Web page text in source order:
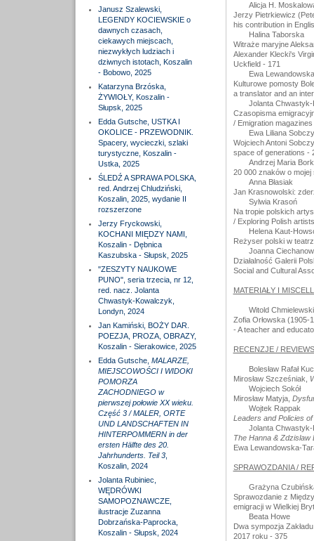
Janusz Szalewski,
LEGENDY KOCIEWSKIE o
dawnych czasach,
ciekawych miejscach,
niezwykłych ludziach i
dziwnych istotach, Koszalin
- Bobowo, 2025
Katarzyna Brzóska,
ŻYWIOŁY, Koszalin -
Słupsk, 2025
Edda Gutsche, USTKA I
OKOLICE - PRZEWODNIK.
Spacery, wycieczki, szlaki
turystyczne, Koszalin -
Ustka, 2025
ŚLEDŹ A SPRAWA POLSKA,
red. Andrzej Chludziński,
Koszalin, 2025, wydanie II
rozszerzone
Jerzy Fryckowski,
KOCHANI MIĘDZY NAMI,
Koszalin - Dębnica
Kaszubska - Słupsk, 2025
"ZESZYTY NAUKOWE
PUNO", seria trzecia, nr 12,
red. nacz. Jolanta
Chwastyk-Kowalczyk,
Londyn, 2024
Jan Kamiński, BOŻY DAR.
POEZJA, PROZA, OBRAZY,
Koszalin - Sierakowice, 2025
Edda Gutsche, MALARZE,
MIEJSCOWOŚCI I WIDOKI
POMORZA
ZACHODNIEGO w
pierwszej połowie XX wieku.
Część 3 / MALER, ORTE
UND LANDSCHAFTEN IN
HINTERPOMMERN in der
ersten Hälfte des 20.
Jahrhunderts. Teil 3,
Koszalin, 2024
Jolanta Rubiniec,
WĘDRÓWKI
SAMOPOZNAWCZE,
ilustracje Zuzanna
Dobrzańska-Paprocka,
Koszalin - Słupsk, 2024
Alicja H.
Jerzy Pietrkiewicz
his contribution in
Halina Taborska
Witraże maryjne
Alexander Klecki's
Uckfield - 171
Ewa
Kulturowe pomosty
a translator and an
Jolanta
Czasopisma
/ Emigration
Ewa Liliana
Wojciech Antoni
space of generations -
Andrzej Maria
20 000 znaków o
Anna Błasiak
Jan Krasnowolski:
Sylwia Krasoń
Na tropie polskich
/ Exploring Polish
Helena Kaut-
Reżyser polski w
Joanna
Działalność Galerii
Social and Cultural
MATERIAŁY I
Witold Chmielewski
Zofia Orłowska
- A teacher and
RECENZJE / REVIEWS
Bolesław Rafał Kuc
Mirosław Szcześniak,
Wojciech Sokół
Mirosław Matyja,
Wojtek Rappak
Leaders and Policies
Jolanta
The Hanna & Zdzislaw
Ewa Lewandowska-
SPRAWOZDANIA /
Grażyna
Sprawozdanie z
emigracji w Wielkiej
Beata Howe
Dwa sympozja
2017 roku - 375